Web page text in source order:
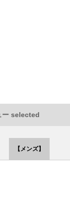
ー selected
【メンズ】